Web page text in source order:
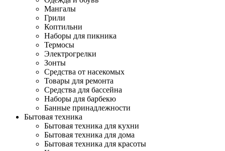
Мангалы
Грили
Коптильни
Наборы для пикника
Термосы
Электрогрелки
Зонты
Средства от насекомых
Товары для ремонта
Средства для бассейна
Наборы для барбекю
Банные принадлежности
Бытовая техника
Бытовая техника для кухни
Бытовая техника для дома
Бытовая техника для красоты